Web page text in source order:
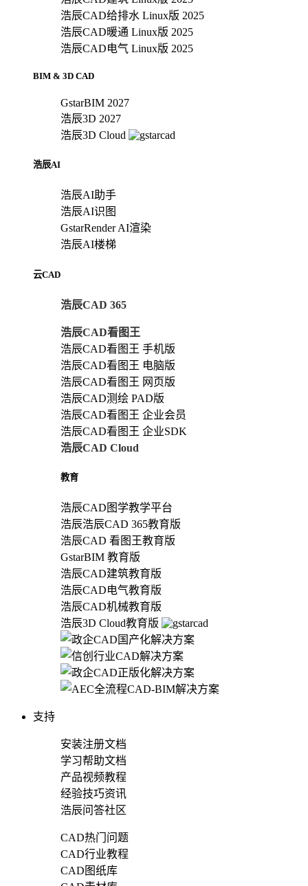
浩辰CAD给排水 Linux版 2025
浩辰CAD暖通 Linux版 2025
浩辰CAD电气 Linux版 2025
BIM & 3D CAD
GstarBIM 2027
浩辰3D 2027
浩辰3D Cloud
浩辰AI
浩辰AI助手
浩辰AI识图
GstarRender AI渲染
浩辰AI楼梯
云CAD
浩辰CAD 365
浩辰CAD看图王
浩辰CAD看图王 手机版
浩辰CAD看图王 电脑版
浩辰CAD看图王 网页版
浩辰CAD测绘 PAD版
浩辰CAD看图王 企业会员
浩辰CAD看图王 企业SDK
浩辰CAD Cloud
教育
浩辰CAD图学教学平台
浩辰浩辰CAD 365教育版
浩辰CAD 看图王教育版
GstarBIM 教育版
浩辰CAD建筑教育版
浩辰CAD电气教育版
浩辰CAD机械教育版
浩辰3D Cloud教育版
支持
安装注册文档
学习帮助文档
产品视频教程
经验技巧资讯
浩辰问答社区
CAD热门问题
CAD行业教程
CAD图纸库